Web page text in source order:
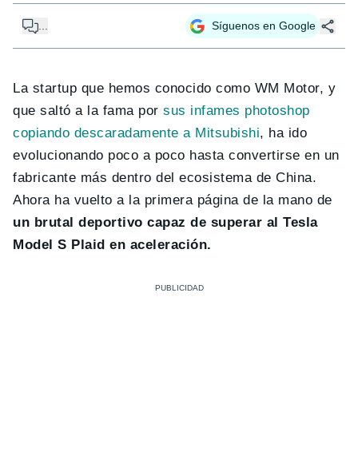
... Síguenos en Google
La startup que hemos conocido como WM Motor, y
que saltó a la fama por sus infames photoshop
copiando descaradamente a Mitsubishi, ha ido
evolucionando poco a poco hasta convertirse en un
fabricante más dentro del ecosistema de China.
Ahora ha vuelto a la primera página de la mano de
un brutal deportivo capaz de superar al Tesla
Model S Plaid en aceleración.